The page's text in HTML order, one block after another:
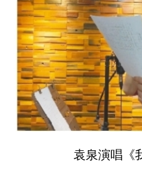
袁泉演唱《